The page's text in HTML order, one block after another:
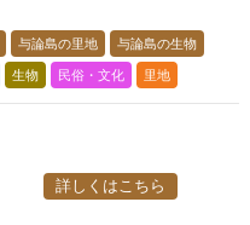
与論島の里地 与論島の生物
生物 民俗・文化 里地
詳しくはこちら